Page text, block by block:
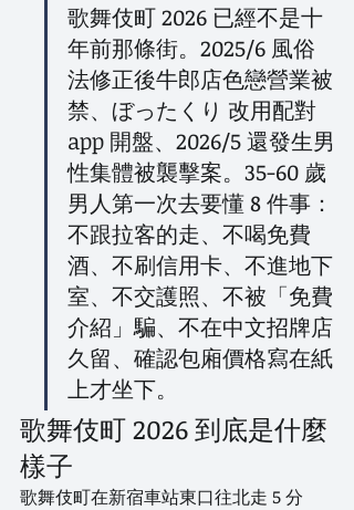
歌舞伎町 2026 已經不是十
年前那條街。2025/6 風俗
法修正後牛郎店色戀營業被
禁、ぼったくり 改用配對
app 開盤、2026/5 還發生男
性集體被襲擊案。35-60 歲
男人第一次去要懂 8 件事：
不跟拉客的走、不喝免費
酒、不刷信用卡、不進地下
室、不交護照、不被「免費
介紹」騙、不在中文招牌店
久留、確認包廂價格寫在紙
上才坐下。
歌舞伎町 2026 到底是什麼
樣子
歌舞伎町在新宿車站東口往北走 5 分